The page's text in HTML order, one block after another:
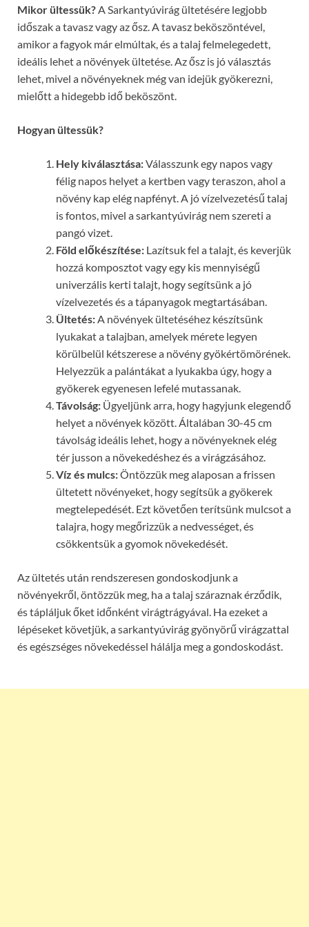
Mikor ültessük?A Sarkantyúvirág ültetésére legjobb
időszak a tavasz vagy az ősz. A tavasz beköszöntével,
amikor a fagyok már elmúltak, és a talaj felmelegedett,
ideális lehet a növények ültetése. Az ősz is jó választás
lehet, mivel a növényeknek még van idejük gyökerezni,
mielőtt a hidegebb idő beköszönt.
Hogyan ültessük?
Hely kiválasztása:Válasszunk egy napos vagy
félig napos helyet a kertben vagy teraszon, ahol a
növény kap elég napfényt. A jó vízelvezetésű talaj
is fontos, mivel a sarkantyúvirág nem szereti a
pangó vizet.
Föld előkészítése: Lazítsuk fel a talajt, és keverjük
hozzá komposztot vagy egy kis mennyiségű
univerzális kerti talajt, hogy segítsünk a jó
vízelvezetés és a tápanyagok megtartásában.
Ültetés:A növények ültetéséhez készítsünk
lyukakat a talajban, amelyek mérete legyen
körülbelül kétszerese a növény gyökértömörének.
Helyezzük a palántákat a lyukakba úgy, hogy a
gyökerek egyenesen lefelé mutassanak.
Távolság: Ügyeljünk arra, hogy hagyjunk elegendő
helyet a növények között. Általában 30-45 cm
távolság ideális lehet, hogy a növényeknek elég
tér jusson a növekedéshez és a virágzásához.
Víz és mulcs:Öntözzük meg alaposan a frissen
ültetett növényeket, hogy segítsük a gyökerek
megtelepedését. Ezt követően terítsünk mulcsot a
talajra, hogy megőrizzük a nedvességet, és
csökkentsük a gyomok növekedését.
Az ültetés után rendszeresen gondoskodjunk a
növényekről, öntözzük meg, ha a talaj száraznak érződik,
és tápláljuk őket időnként virágtrágyával. Ha ezeket a
lépéseket követjük, a sarkantyúvirág gyönyörű virágzattal
és egészséges növekedéssel hálálja meg a gondoskodást.